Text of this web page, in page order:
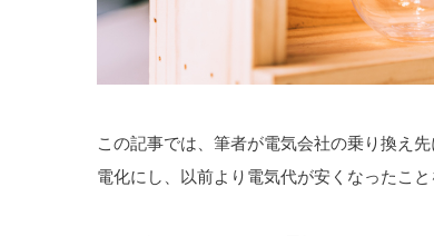
この記事では、筆者が電気会社の乗り換え
電化にし、以前より電気代が安くなったこ